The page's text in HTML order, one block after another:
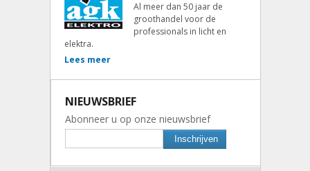
Al meer dan 50 jaar de
groothandel voor de
professionals in licht en
elektra.
Lees meer
NIEUWSBRIEF
Abonneer u op onze nieuwsbrief
Inschrijven